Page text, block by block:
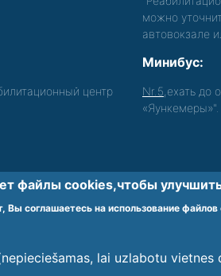
можно
автовокзале
центр
Минибус:
Nr.5 ,ехать до
«Яункемеры»".
среды для лиц с
файлы cookies,чтобы
Вы соглашаетесь на использование
lai uzlabotu vietnes